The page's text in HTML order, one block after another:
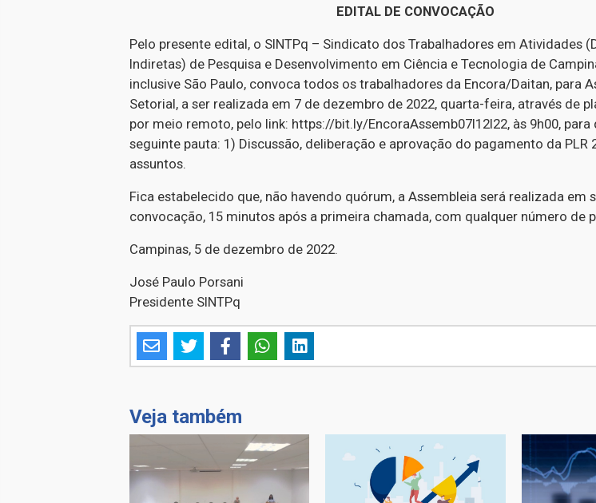
EDITAL DE CONVOCAÇÃO
Pelo presente edital, o SINTPq – Sindicato dos Trabalhadores em Atividades
Indiretas) de Pesquisa e Desenvolvimento em Ciência e Tecnologia de
inclusive São Paulo, convoca todos os trabalhadores da Encora/Daitan, para
Setorial, a ser realizada em 7 de dezembro de 2022, quarta-feira, através de
por meio remoto, pelo link: https://bit.ly/EncoraAssemb07l12l22, às 9h00, para
seguinte pauta: 1) Discussão, deliberação e aprovação do pagamento da PLR
assuntos.
Fica estabelecido que, não havendo quórum, a Assembleia será realizada em
convocação, 15 minutos após a primeira chamada, com qualquer número de
Campinas, 5 de dezembro de 2022.
José Paulo Porsani
Presidente SINTPq
Veja também